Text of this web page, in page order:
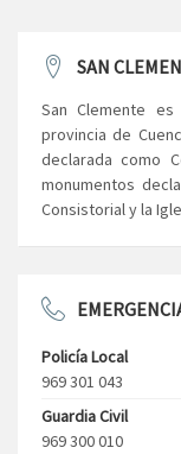
SAN
San Clemente
provincia de
declarada como
monumentos
Consistorial y la
Policía Local
969 301 043
Guardia Civil
969 300 010